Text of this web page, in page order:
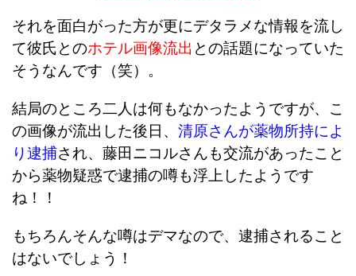
それを面白がった方が更にデタラメな情報を流し
て彼氏とのホテル画像流出 との話題になっていた
そうなんです（笑）。
結局のところ二人は何もなかったようですが、こ
の画像が流出した後日、 清原さんが薬物所持によ
り逮捕され、藤田ニコルさんも交流があったこと
から薬物疑惑で逮捕の噂も浮上したようです
ね！！
もちろんそんな噂はデマなので、逮捕されること
はないでしょう！